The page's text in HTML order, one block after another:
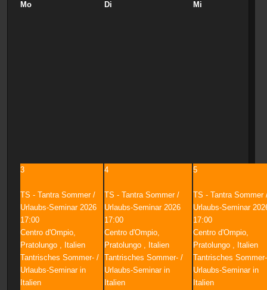
Mo
Di Mi
3
TS - Tantra Sommer /
Urlaubs-Seminar 2026
17:00
Centro d'Ompio,
Pratolungo , Italien
Tantrisches Sommer- /
Urlaubs-Seminar in
Italien
4
TS - Tantra Sommer /
Urlaubs-Seminar 2026
17:00
Centro d'Ompio,
Pratolungo , Italien
Tantrisches Sommer- /
Urlaubs-Seminar in
Italien
5
TS - Tantra Sommer
Urlaubs-Seminar
17:00
Centro d'Ompio,
Pratolungo , Italien
Tantrisches
Urlaubs-Seminar in
Italien